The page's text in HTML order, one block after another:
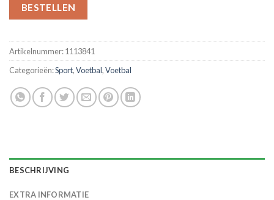
BESTELLEN
Artikelnummer:1113841
Categorieën:Sport,Voetbal,Voetbal
BESCHRIJVING
EXTRA INFORMATIE